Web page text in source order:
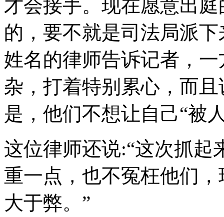
才会接手。现在愿意出
的，要不就是司法局派
姓名的律师告诉记者，
杂，打着特别累心，而
是，他们不想让自己“被
这位律师还说:“这次抓起
重一点，也不冤枉他们
大于弊。”